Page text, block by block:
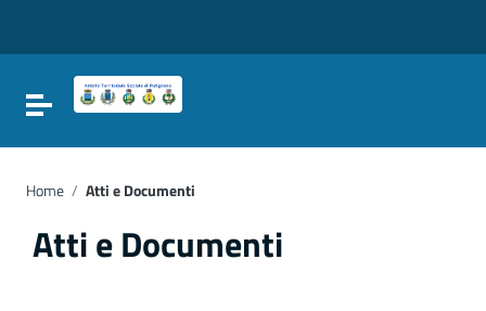
Vai al footer
Attiva / disattiva la navigazione
Home / Atti e Documenti
Atti e Documenti